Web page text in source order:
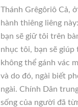
Thánh Grêgôriô Cả,
hành thiêng liêng
bạn sẽ giữ tôi trên
nhục tôi, bạn sẽ giúp
không thể gánh vác
và do đó, ngài biết
ngài. Chính Dân
sống của người đã